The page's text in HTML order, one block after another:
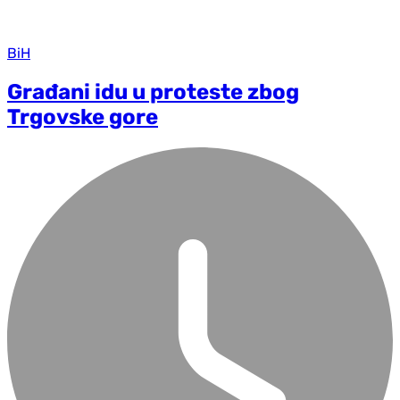
BiH
Građani idu u proteste zbog
Trgovske gore